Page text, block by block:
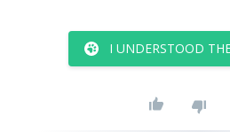
I UNDERSTOOD